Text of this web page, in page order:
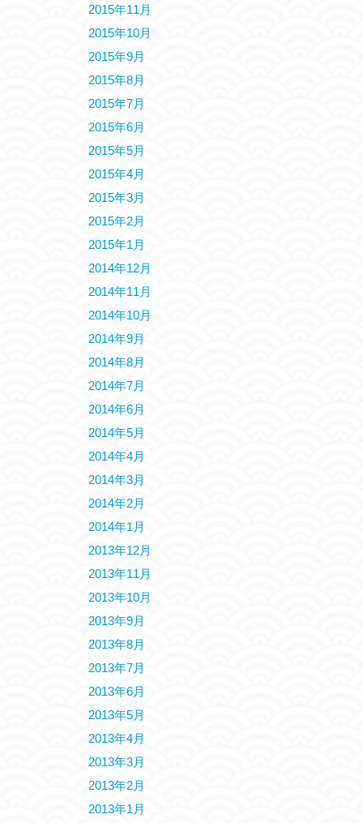
2015年11月
2015年10月
2015年9月
2015年8月
2015年7月
2015年6月
2015年5月
2015年4月
2015年3月
2015年2月
2015年1月
2014年12月
2014年11月
2014年10月
2014年9月
2014年8月
2014年7月
2014年6月
2014年5月
2014年4月
2014年3月
2014年2月
2014年1月
2013年12月
2013年11月
2013年10月
2013年9月
2013年8月
2013年7月
2013年6月
2013年5月
2013年4月
2013年3月
2013年2月
2013年1月